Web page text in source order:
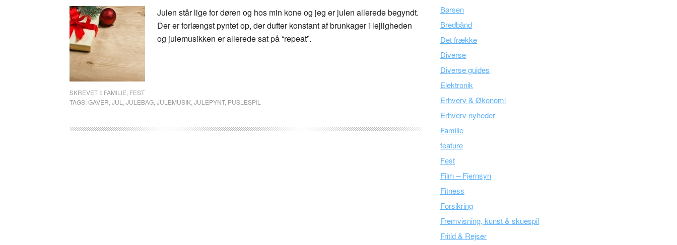
Julen står lige for døren og hos min kone og jeg er julen allerede begyndt.
Der er forlængst pyntet op, der dufter konstant af brunkager i lejligheden
og julemusikken er allerede sat på “repeat”.
SKREVET I: FAMILIE FEST
TAGS:GAVER JUL JULEBAG JULEMUSIK JULEPYNT, PUSLESPIL
Børsen
Bredbånd
Det frække
Diverse
Diverse guides
Elektronik
Erhverv & Økonomi
Erhverv nyheder
Familie
feature
Fest
Film – Fjernsyn
Fitness
Forsikring
Fremvisning, kunst & skuespil
Fritid & Rejser